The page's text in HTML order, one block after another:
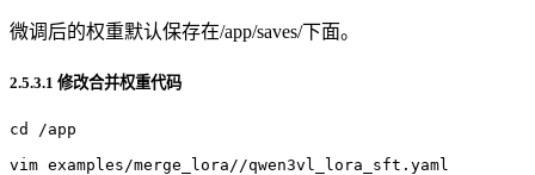
微调后的权重默认保存在/app/saves/下面。
2.5.3.1 修改合并权重代码
cd /app
vim examples/merge_lora//qwen3vl_lora_sft.yaml